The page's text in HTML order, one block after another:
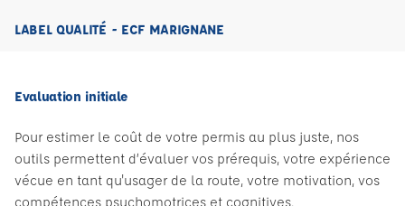
LABEL QUALITÉ - ECF MARIGNANE
Evaluation initiale
Pour estimer le coût de votre permis au plus juste, nos
outils permettent d’évaluer vos prérequis, votre expérience
vécue en tant qu'usager de la route, votre motivation, vos
compétences psychomotrices et cognitives.